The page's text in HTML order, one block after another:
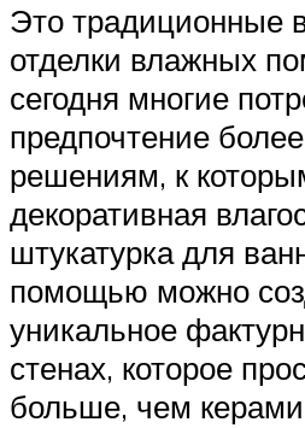
Это традиционные
отделки влажных
сегодня многие
предпочтение
решениям, к
декоративная
штукатурка для
помощью можно
уникальное
стенах, которое
больше, чем